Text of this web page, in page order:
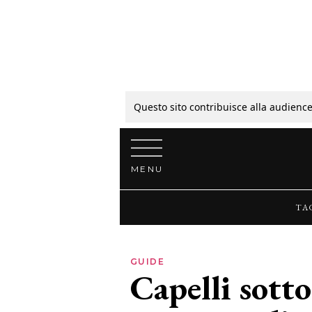
Questo sito contribuisce alla
Vai al contenuto
MENU
GUIDE
Capelli